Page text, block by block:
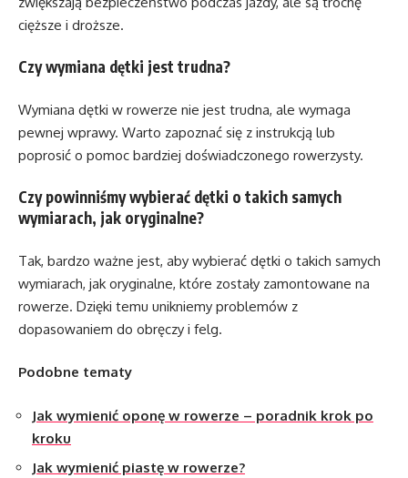
cięższe i droższe.
Czy wymiana dętki jest trudna?
Wymiana dętki w rowerze nie jest trudna, ale wymaga
pewnej wprawy. Warto zapoznać się z instrukcją lub
poprosić o pomoc bardziej doświadczonego rowerzysty.
Czy powinniśmy wybierać dętki o takich samych
wymiarach, jak oryginalne?
Tak, bardzo ważne jest, aby wybierać dętki o takich samych
wymiarach, jak oryginalne, które zostały zamontowane na
rowerze. Dzięki temu unikniemy problemów z
dopasowaniem do obręczy i felg.
Podobne tematy
Jak wymienić oponę w rowerze – poradnik krok po
kroku
Jak wymienić piastę w rowerze?